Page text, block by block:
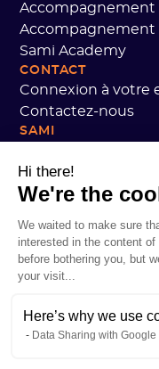
Accompagnement
Accompagnement
Sami Academy
CONTACT
Connexion à votre
Contactez-nous
SAMI
Notre rapport
Nos engagements
On recrute !
Données
CGV Sami Academy
État des services
Mentions légales
Hi there!
We're the
We waited to make sure
interested in the content
before bothering you, but
your visit...
Here’s why we use
Data Sharing with Google